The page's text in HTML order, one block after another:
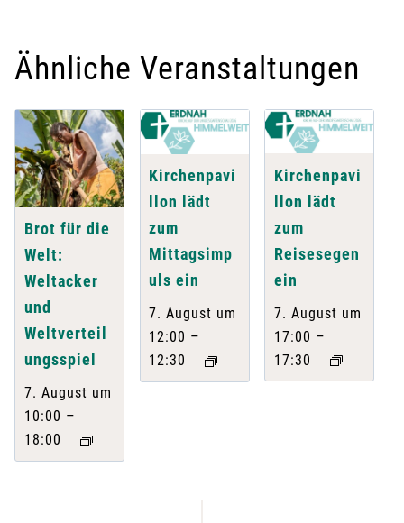
Ähnliche Veranstaltungen
Brot für die
Welt:
Weltacker
und
Weltverteil
ungsspiel
7. August um
10:00 –
18:00
Kirchenpavi
llon lädt
zum
Mittagsimp
uls ein
7. August um
12:00 –
12:30
Kirchenpavi
llon lädt
zum
Reisesegen
ein
7. August um
17:00 –
17:30